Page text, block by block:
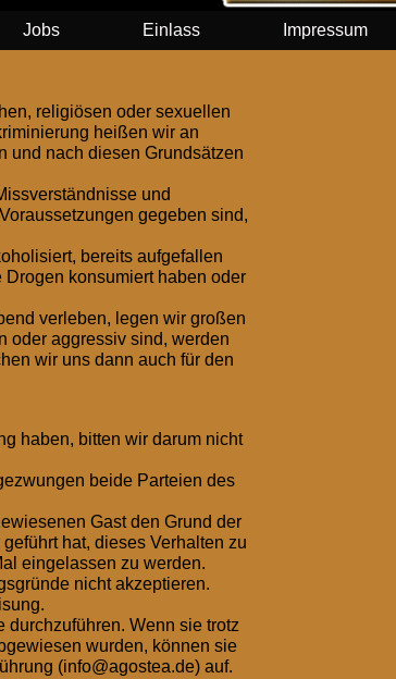
Jobs Einlass Impressum
religiösen oder sexuellen
heißen wir an
und nach diesen Grundsätzen
und
gegeben sind,
bereits aufgefallen
konsumiert haben oder
verleben, legen wir großen
oder aggressiv sind, werden
wir uns dann auch für den
haben, bitten wir darum nicht
beide Parteien des
Gast den Grund der
hat, dieses Verhalten zu
eingelassen zu werden.
nicht akzeptieren.
Wenn sie trotz
wurden, können sie
(info@agostea.de) auf.